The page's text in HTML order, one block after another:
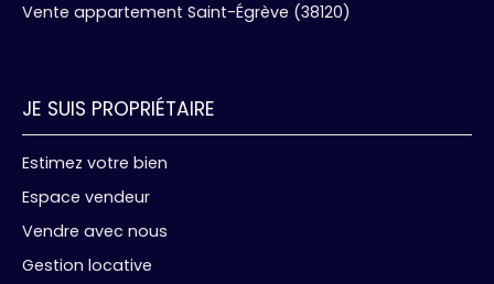
Vente appartement Saint-Égrève (38120)
JE SUIS PROPRIÉTAIRE
Estimez votre bien
Espace vendeur
Vendre avec nous
Gestion locative